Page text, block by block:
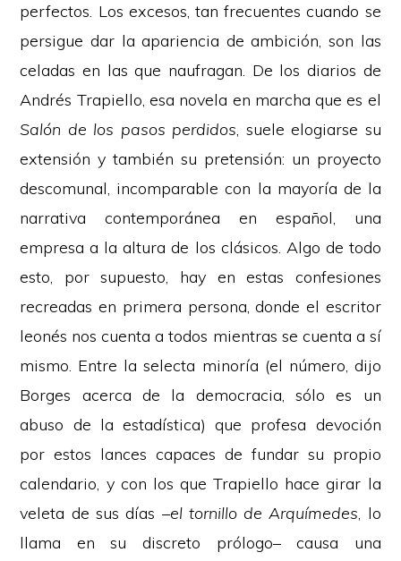
perfectos. Los excesos, tan frecuentes cuando se
persigue dar la apariencia de ambición, son las
celadas en las que naufragan. De los diarios de
Andrés Trapiello, esa novela en marcha que es el
Salón de los pasos perdidos, suele elogiarse su
extensión y también su pretensión: un proyecto
descomunal, incomparable con la mayoría de la
narrativa contemporánea en español, una
empresa a la altura de los clásicos. Algo de todo
esto, por supuesto, hay en estas confesiones
recreadas en primera persona, donde el escritor
leonés nos cuenta a todos mientras se cuenta a sí
mismo. Entre la selecta minoría (el número, dijo
Borges acerca de la democracia, sólo es un
abuso de la estadística) que profesa devoción
por estos lances capaces de fundar su propio
calendario, y con los que Trapiello hace girar la
veleta de sus días –el tornillo de Arquímedes, lo
llama en su discreto prólogo– causa una